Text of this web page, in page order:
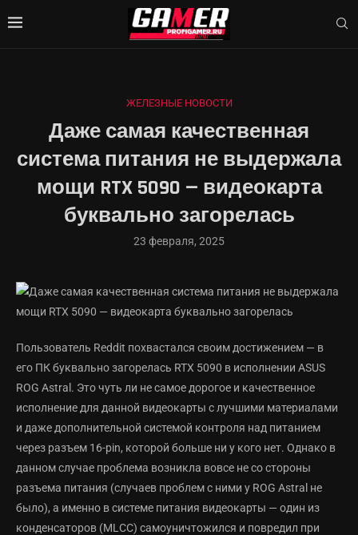
ЖЕЛЕЗНЫЕ НОВОСТИ
Даже самая качественная
система питания не выдержала
мощи RTX 5090 — видеокарта
буквально загорелась
23 февраля, 2025
Пользователь Reddit похвастался своим достижением — в
его ПК буквально загорелась RTX 5090 в исполнении ASUS
ROG Astral. Это чуть ли не самое дорогое и качественное
исполнение для данной видеокарты с лучшими материалами
и даже дополнительной системой контроля над питанием
через разъем 16-pin, которой больше ни у кого нет. Однако в
данном случае проблема возникла вовсе не со стороны
разъема питания (случаев проблем с ними у ROG Astral не
было), а именно в системе питания видеокарты — один из
конденсаторов (MLCC) самоуничтожился и повредил при